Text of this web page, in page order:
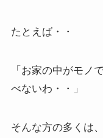
たとえば・・
「お家の中がモノ
べないわ・・」
そんな方の多くは